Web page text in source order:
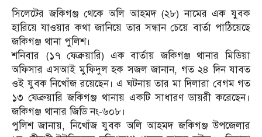
সিলেটের জকিগঞ্জ থেকে অলি আহমদ (২৮) নামের এক যুবক
হারিয়ে যাওয়ার কথা জানিয়ে তার সন্ধান চেয়ে বার্তা পাঠিয়েছে
জকিগঞ্জ থানা পুলিশ।
শনিবার (১৭ ফেব্রুয়ারি) এক বার্তায় জকিগঞ্জ থানার মিডিয়া
অফিসার এসআই মুফিদুল হক সজল জানান, গত ২৪ দিন যাবত
ওই যুবক নিখোঁজ রয়েছেন। এ ঘটনায় তার মা দিলারা বেগম গত
১৩ ফেব্রুয়ারি জকিগঞ্জ থানায় একটি সাধারণ ডায়রী করেছেন।
জকিগঞ্জ থানার জিডি নং-৬০৮।
পুলিশ জানায়, নিখোঁজ যুবক অলি আহমদ জকিগঞ্জ উপজেলার